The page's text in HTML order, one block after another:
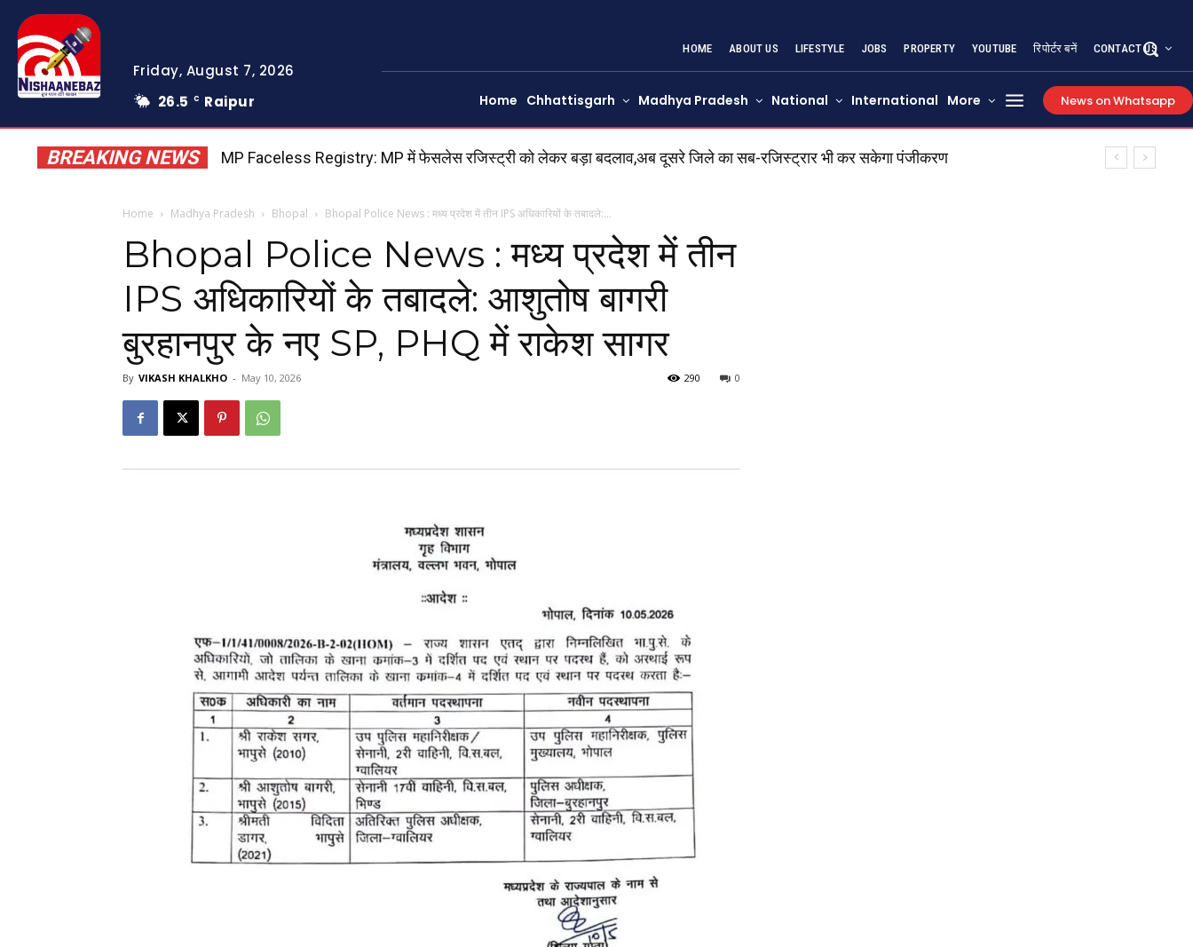
Friday, August 7, 2026
26.5
C Raipur
HOME ABOUT US LIFESTYLE JOBS PROPERTY YOUTUBE रिपोर्टर बनें CONTACT US
Home Chhattisgarh Madhya Pradesh National International More News on Whatsapp
BREAKING NEWS MP Faceless Registry: MP में फेसलेस रजिस्ट्री को लेकर बड़ा बदलाव,अब दूसरे जिले का सब-रजिस्ट्रार भी कर सकेगा पंजीकरण
Home Madhya Pradesh Bhopal Bhopal Police News : मध्य प्रदेश में तीन IPS अधिकारियों के तबादले:...
Bhopal Police News : मध्य प्रदेश में तीन
IPS अधिकारियों के तबादले: आशुतोष बागरी
बुरहानपुर के नए SP, PHQ में राकेश सागर
By VIKASH KHALKHO - May 10, 2026 0
290